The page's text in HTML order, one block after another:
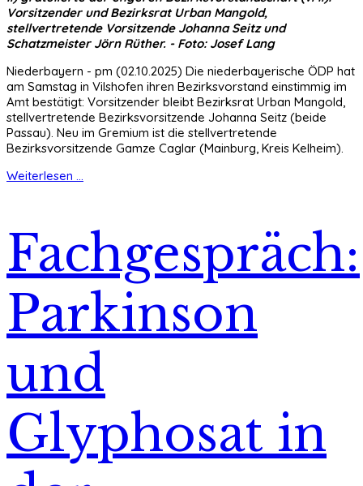
Vorsitzender und Bezirksrat Urban Mangold,
stellvertretende Vorsitzende Johanna Seitz und
Schatzmeister Jörn Rüther. - Foto: Josef Lang
Niederbayern - pm (02.10.2025) Die niederbayerische ÖDP hat
am Samstag in Vilshofen ihren Bezirksvorstand einstimmig im
Amt bestätigt: Vorsitzender bleibt Bezirksrat Urban Mangold,
stellvertretende Bezirksvorsitzende Johanna Seitz (beide
Passau). Neu im Gremium ist die stellvertretende
Bezirksvorsitzende Gamze Caglar (Mainburg, Kreis Kelheim).
Weiterlesen ...
Fachgespräch:
Parkinson
und
Glyphosat in